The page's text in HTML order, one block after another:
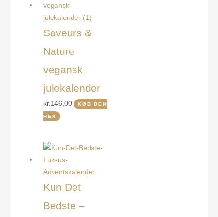
Saveurs &
Nature
vegansk
julekalender
kr.146,00 KØB DEN
HER
Kun Det
Bedste –